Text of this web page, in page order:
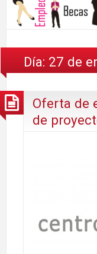
Día: 27 de
Oferta de
de